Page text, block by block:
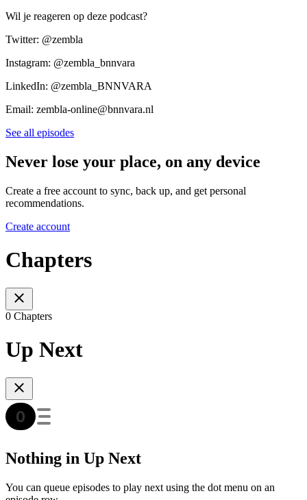
Wil je reageren op deze podcast?
Twitter: @zembla
Instagram: @zembla_bnnvara
LinkedIn: @zembla_BNNVARA
Email: zembla-online@bnnvara.nl
See all episodes
Never lose your place, on any device
Create a free account to sync, back up, and get personal
recommendations.
Create account
Chapters
0 Chapters
Up Next
Nothing in Up Next
You can queue episodes to play next using the dot menu on an